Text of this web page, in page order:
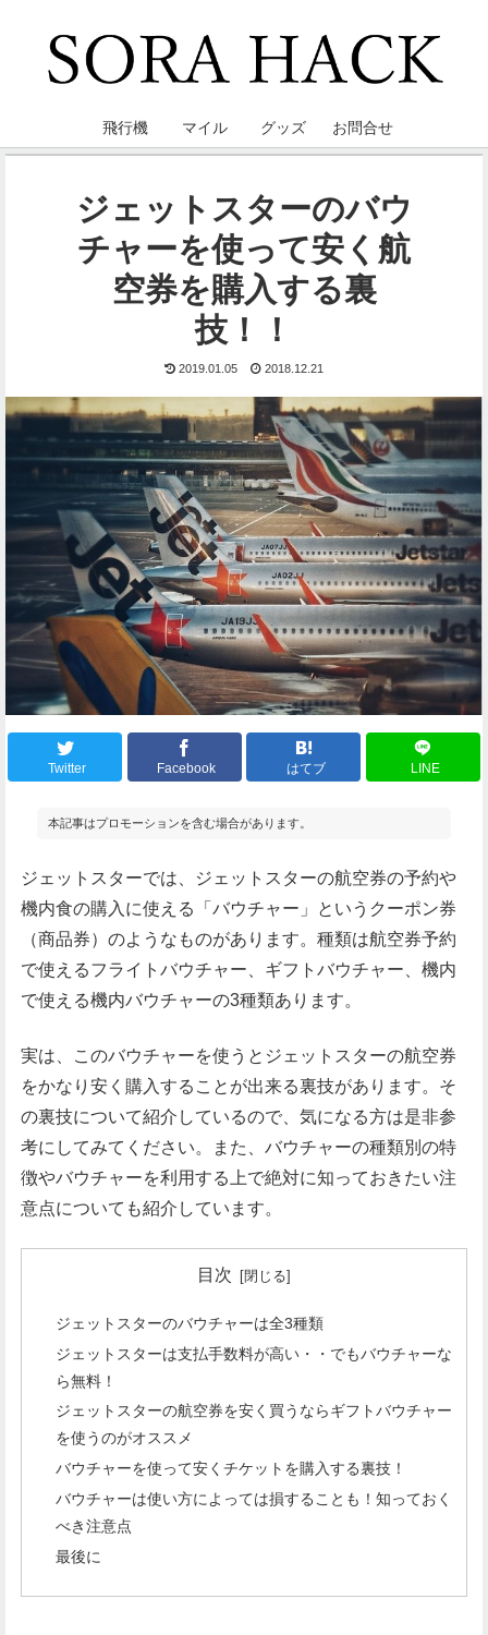
飛行機 マイル グッズ お問合せ
ジェットスターのバウ
チャーを使って安く航
空券を購入する裏
技！！
2019.01.05 2018.12.21
Twitter Facebook はてブ LINE
本記事はプロモーションを含む場合があります。
ジェットスターでは、ジェットスターの航空券の予約や
機内食の購入に使える「バウチャー」というクーポン券
（商品券）のようなものがあります。種類は航空券予約
で使えるフライトバウチャー、ギフトバウチャー、機内
で使える機内バウチャーの3種類あります。
実は、このバウチャーを使うとジェットスターの航空券
をかなり安く購入することが出来る裏技があります。そ
の裏技について紹介しているので、気になる方は是非参
考にしてみてください。また、バウチャーの種類別の特
徴やバウチャーを利用する上で絶対に知っておきたい注
意点についても紹介しています。
目次
ジェットスターのバウチャーは全3種類
ジェットスターは支払手数料が高い・・でもバウチャーな
ら無料！
ジェットスターの航空券を安く買うならギフトバウチャー
を使うのがオススメ
バウチャーを使って安くチケットを購入する裏技！
バウチャーは使い方によっては損することも！知っておく
べき注意点
最後に